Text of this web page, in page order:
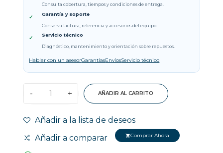
Consulta cobertura, tiempos y condiciones de entrega.
✓ Garantía y soporte
Conserva factura, referencia y accesorios del equipo.
✓ Servicio técnico
Diagnóstico, mantenimiento y orientación sobre repuestos.
Hablar con un asesorGarantíasEnvíosServicio técnico
- + AÑADIR AL CARRITO
Añadir a la lista de deseos
Añadir a comparar
shopping_cartComprar Ahora